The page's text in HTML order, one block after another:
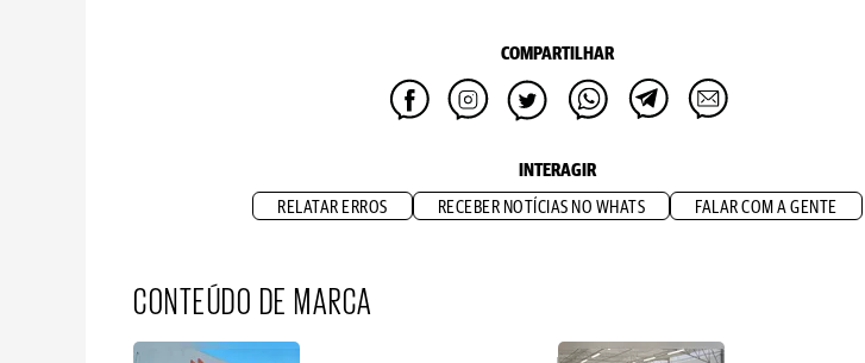
COMPARTILHAR
INTERAGIR
RELATAR ERROS RECEBER NOTÍCIAS NO WHATS FALAR COM A GENTE
CONTEÚDO DE MARCA